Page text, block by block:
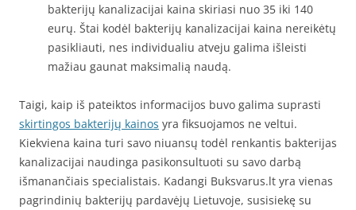
bakterijų kanalizacijai kaina skiriasi nuo 35 iki 140
eurų. Štai kodėl bakterijų kanalizacijai kaina nereikėtų
pasikliauti, nes individualiu atveju galima išleisti
mažiau gaunat maksimalią naudą.
Taigi, kaip iš pateiktos informacijos buvo galima suprasti
skirtingos bakterijų kainos yra fiksuojamos ne veltui.
Kiekviena kaina turi savo niuansų todėl renkantis bakterijas
kanalizacijai naudinga pasikonsultuoti su savo darbą
išmanančiais specialistais. Kadangi Buksvarus.lt yra vienas
pagrindinių bakterijų pardavėjų Lietuvoje, susisiekę su